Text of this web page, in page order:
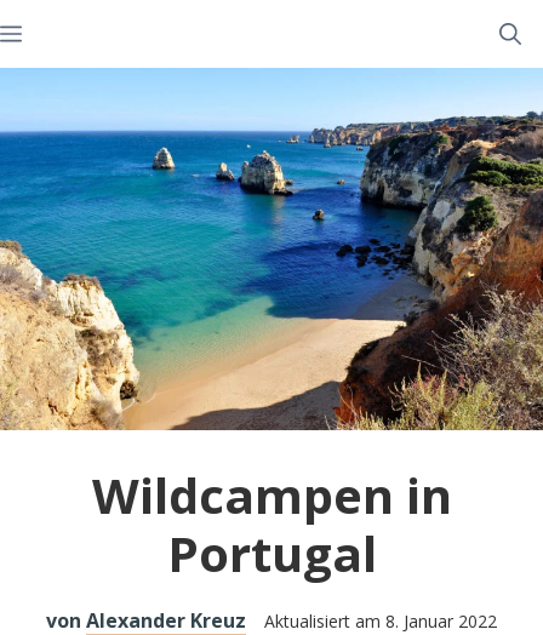
Zum
Inhalt
Menü
Wildcampen in
Portugal
von Alexander Kreuz Aktualisiert am 8. Januar 2022